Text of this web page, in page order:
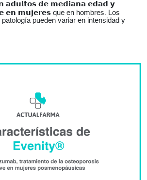
𝗱𝗲 𝗺𝗲𝗱𝗶𝗮𝗻𝗮 𝗲𝗱𝗮𝗱 𝘆
𝗺𝘂𝗷𝗲𝗿𝗲𝘀 que en hombres. Los
pueden variar en intensidad y